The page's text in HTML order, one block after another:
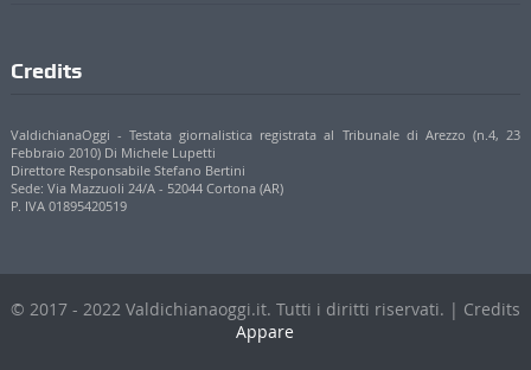
Credits
ValdichianaOggi - Testata giornalistica registrata al Tribunale di Arezzo (n.4, 23
Febbraio 2010) Di Michele Lupetti
Direttore Responsabile Stefano Bertini
Sede: Via Mazzuoli 24/A - 52044 Cortona (AR)
P. IVA 01895420519
© 2017 - 2022 Valdichianaoggi.it. Tutti i diritti riservati. | Credits
Appare